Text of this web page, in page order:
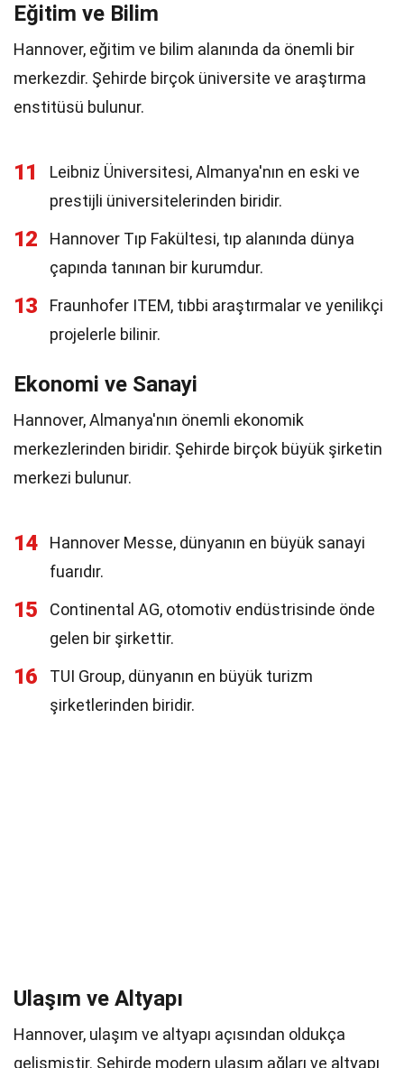
Eğitim ve Bilim
Hannover, eğitim ve bilim alanında da önemli bir
merkezdir. Şehirde birçok üniversite ve araştırma
enstitüsü bulunur.
11
Leibniz Üniversitesi, Almanya'nın en eski ve
prestijli üniversitelerinden biridir.
12
Hannover Tıp Fakültesi, tıp alanında dünya
çapında tanınan bir kurumdur.
13
Fraunhofer ITEM, tıbbi araştırmalar ve yenilikçi
projelerle bilinir.
Ekonomi ve Sanayi
Hannover, Almanya'nın önemli ekonomik
merkezlerinden biridir. Şehirde birçok büyük şirketin
merkezi bulunur.
14
Hannover Messe, dünyanın en büyük sanayi
fuarıdır.
15
Continental AG, otomotiv endüstrisinde önde
gelen bir şirkettir.
16
TUI Group, dünyanın en büyük turizm
şirketlerinden biridir.
Ulaşım ve Altyapı
Hannover, ulaşım ve altyapı açısından oldukça
gelişmiştir. Şehirde modern ulaşım ağları ve altyapı